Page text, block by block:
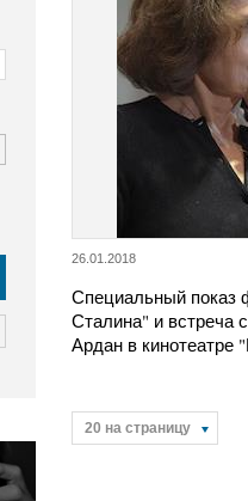
26.01.2018
Специальный показ
Сталина" и встреча
Ардан в
20 на страницу